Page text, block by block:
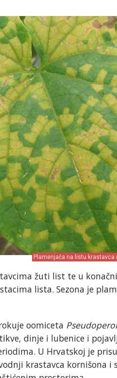
Plamenjača na listu
žuti list te u
lista. Sezona je
oomiceta
dinje i lubenice i
U Hrvatskoj je
krastavca kornišona